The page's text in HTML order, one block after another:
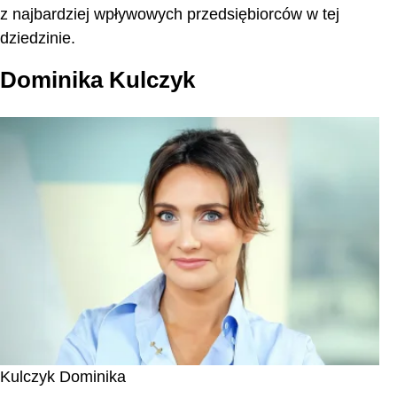
z najbardziej wpływowych przedsiębiorców w tej
dziedzinie.
Dominika Kulczyk
Kulczyk Dominika